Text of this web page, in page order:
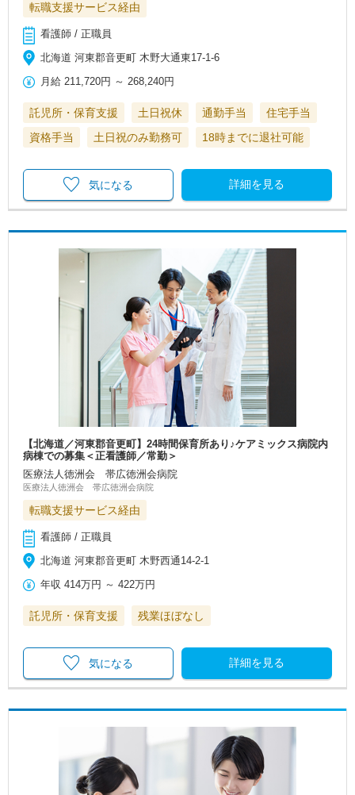
転職支援サービス経由
看護師 / 正職員
北海道 河東郡音更町 木野大通東17-1-6
月給 211,720円 ～268,240円
託児所・保育支援 土日祝休 通勤手当
住宅手当
資格手当
土日祝のみ勤務可 18時までに退社可能
詳細を見る
気になる
【北海道／河東郡音更町】24時間保育所あり♪ケアミックス病院内
病棟での募集＜正看護師／常勤＞
医療法人徳洲会 帯広徳洲会病院
医療法人徳洲会 帯広徳洲会病院
転職支援サービス経由
看護師 / 正職員
北海道 河東郡音更町 木野西通14-2-1
年収 414万円 ～422万円
託児所・保育支援 残業ほぼなし
詳細を見る
気になる